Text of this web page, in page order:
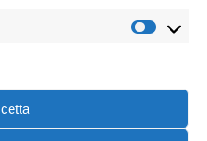
Salvatore Leto